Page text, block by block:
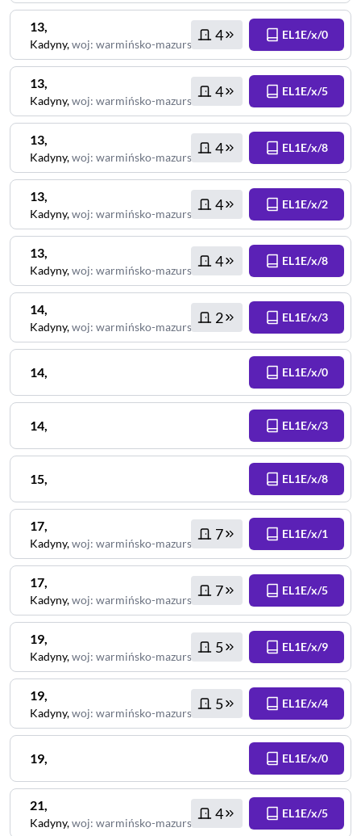
13,
Kadyny,woj: warmińsko-mazurskie
4 EL1E/x/0
13,
Kadyny,woj: warmińsko-mazurskie
4 EL1E/x/5
13,
Kadyny,woj: warmińsko-mazurskie
4 EL1E/x/8
13,
Kadyny,woj: warmińsko-mazurskie
4 EL1E/x/2
13,
Kadyny,woj: warmińsko-mazurskie
4 EL1E/x/8
14,
Kadyny,woj: warmińsko-mazurskie
2 EL1E/x/3
14, EL1E/x/0
14, EL1E/x/3
15, EL1E/x/8
17,
Kadyny,woj: warmińsko-mazurskie
7 EL1E/x/1
17,
Kadyny,woj: warmińsko-mazurskie
7 EL1E/x/5
19,
Kadyny,woj: warmińsko-mazurskie
5 EL1E/x/9
19,
Kadyny,woj: warmińsko-mazurskie
5 EL1E/x/4
19, EL1E/x/0
21,
Kadyny,woj: warmińsko-mazurskie
4 EL1E/x/5